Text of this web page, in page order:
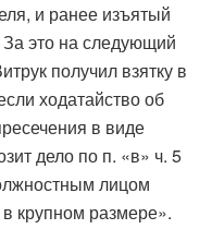
и ранее изъятый
это на следующий
получил взятку в
ходатайство об
в виде
дело по п. «в» ч. 5
лицом
крупном размере».